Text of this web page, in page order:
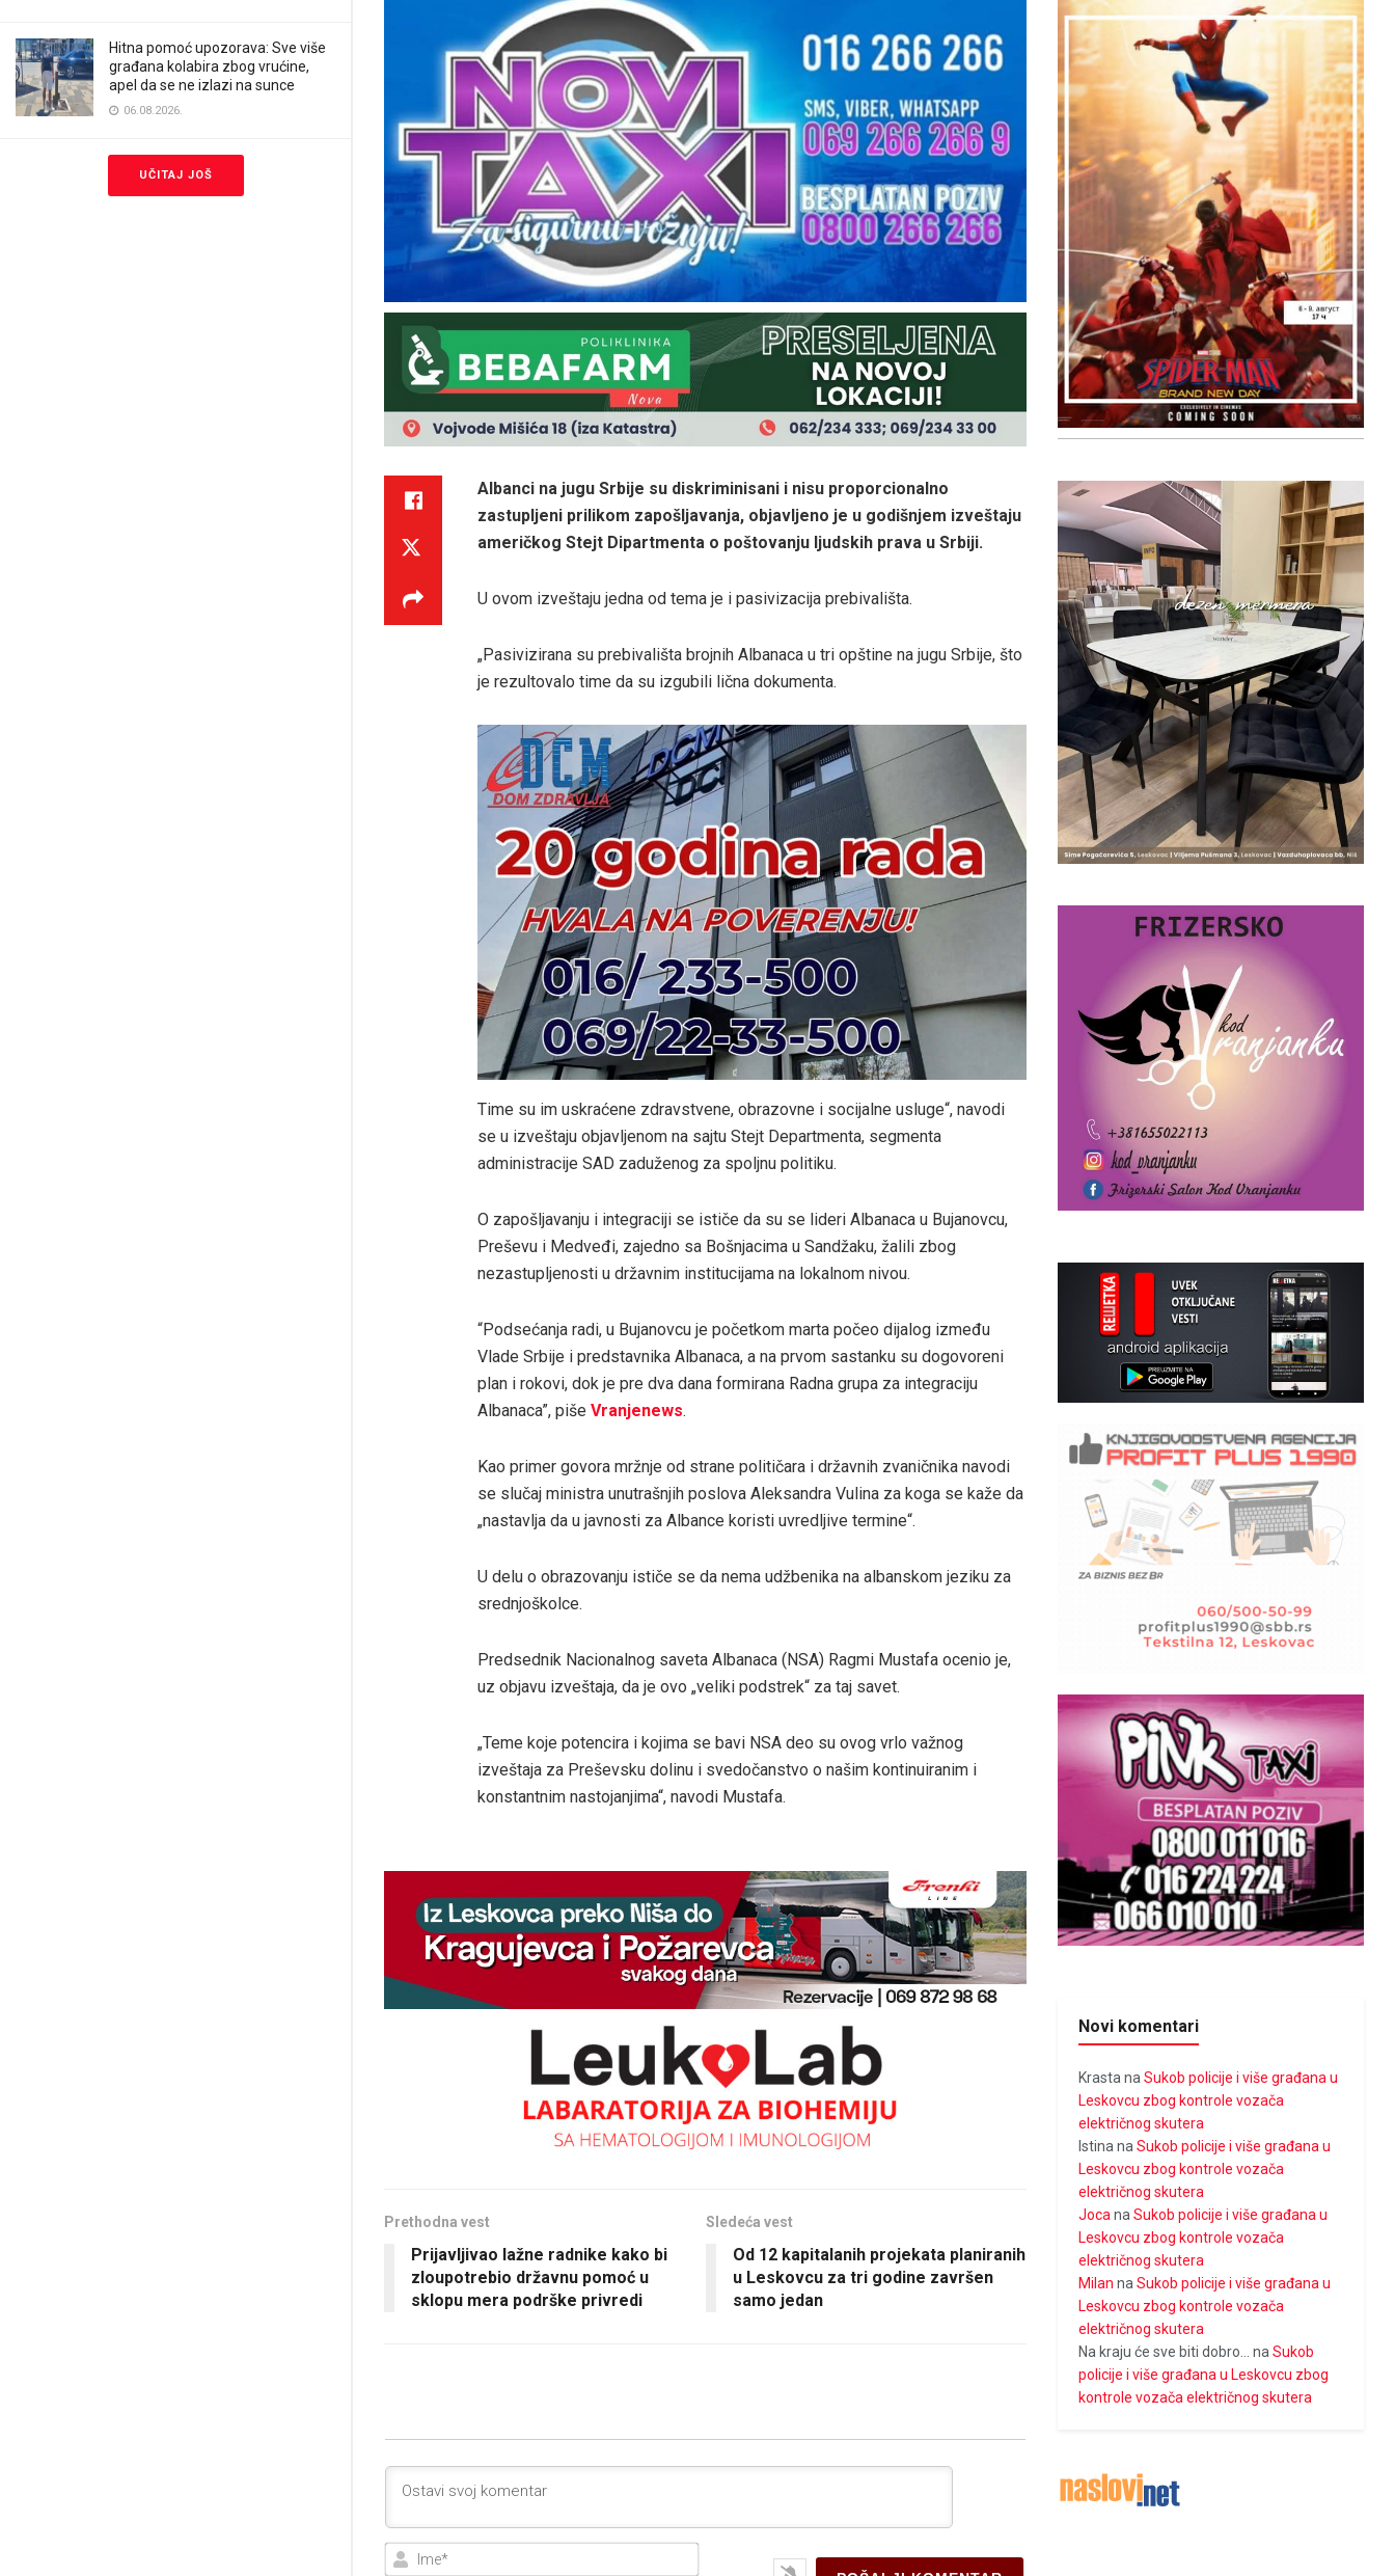
Hitna pomoć upozorava: Sve više
građana kolabira zbog vrućine,
apel da se ne izlazi na sunce
06.08.2026.
UČITAJ JOŠ
Albanci na jugu Srbije su diskriminisani i nisu proporcionalno
zastupljeni prilikom zapošljavanja, objavljeno je u godišnjem izveštaju
američkog Stejt Dipartmenta o poštovanju ljudskih prava u Srbiji.
U ovom izveštaju jedna od tema je i pasivizacija prebivališta.
„Pasivizirana su prebivališta brojnih Albanaca u tri opštine na jugu Srbije, što
je rezultovalo time da su izgubili lična dokumenta.
Time su im uskraćene zdravstvene, obrazovne i socijalne usluge“, navodi
se u izveštaju objavljenom na sajtu Stejt Departmenta, segmenta
administracije SAD zaduženog za spoljnu politiku.
O zapošljavanju i integraciji se ističe da su se lideri Albanaca u Bujanovcu,
Preševu i Medveđi, zajedno sa Bošnjacima u Sandžaku, žalili zbog
nezastupljenosti u državnim institucijama na lokalnom nivou.
“Podsećanja radi, u Bujanovcu je početkom marta počeo dijalog između
Vlade Srbije i predstavnika Albanaca, a na prvom sastanku su dogovoreni
plan i rokovi, dok je pre dva dana formirana Radna grupa za integraciju
Albanaca”, piše Vranjenews.
Kao primer govora mržnje od strane političara i državnih zvaničnika navodi
se slučaj ministra unutrašnjih poslova Aleksandra Vulina za koga se kaže da
„nastavlja da u javnosti za Albance koristi uvredljive termine“.
U delu o obrazovanju ističe se da nema udžbenika na albanskom jeziku za
srednjoškolce.
Predsednik Nacionalnog saveta Albanaca (NSA) Ragmi Mustafa ocenio je,
uz objavu izveštaja, da je ovo „veliki podstrek“ za taj savet.
„Teme koje potencira i kojima se bavi NSA deo su ovog vrlo važnog
izveštaja za Preševsku dolinu i svedočanstvo o našim kontinuiranim i
konstantnim nastojanjima“, navodi Mustafa.
Prethodna vest
Prijavljivao lažne radnike kako bi
zloupotrebio državnu pomoć u
sklopu mera podrške privredi
Sledeća vest
Od 12 kapitalanih projekata planiranih
u Leskovcu za tri godine završen
samo jedan
Ime*
Novi komentari
Krasta naSukob policije i više građana u
Leskovcu zbog kontrole vozača
električnog skutera
Istina naSukob policije i više građana u
Leskovcu zbog kontrole vozača
električnog skutera
Joca naSukob policije i više građana u
Leskovcu zbog kontrole vozača
električnog skutera
Milan naSukob policije i više građana u
Leskovcu zbog kontrole vozača
električnog skutera
Na kraju će sve biti dobro...
naSukob
policije i više građana u Leskovcu zbog
kontrole vozača električnog skutera